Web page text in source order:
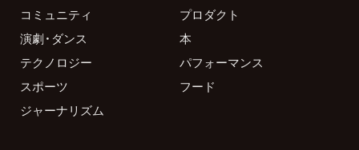
コミュニティ
プロダクト
演劇・ダンス
本
テクノロジー
パフォーマンス
スポーツ
フード
ジャーナリズム